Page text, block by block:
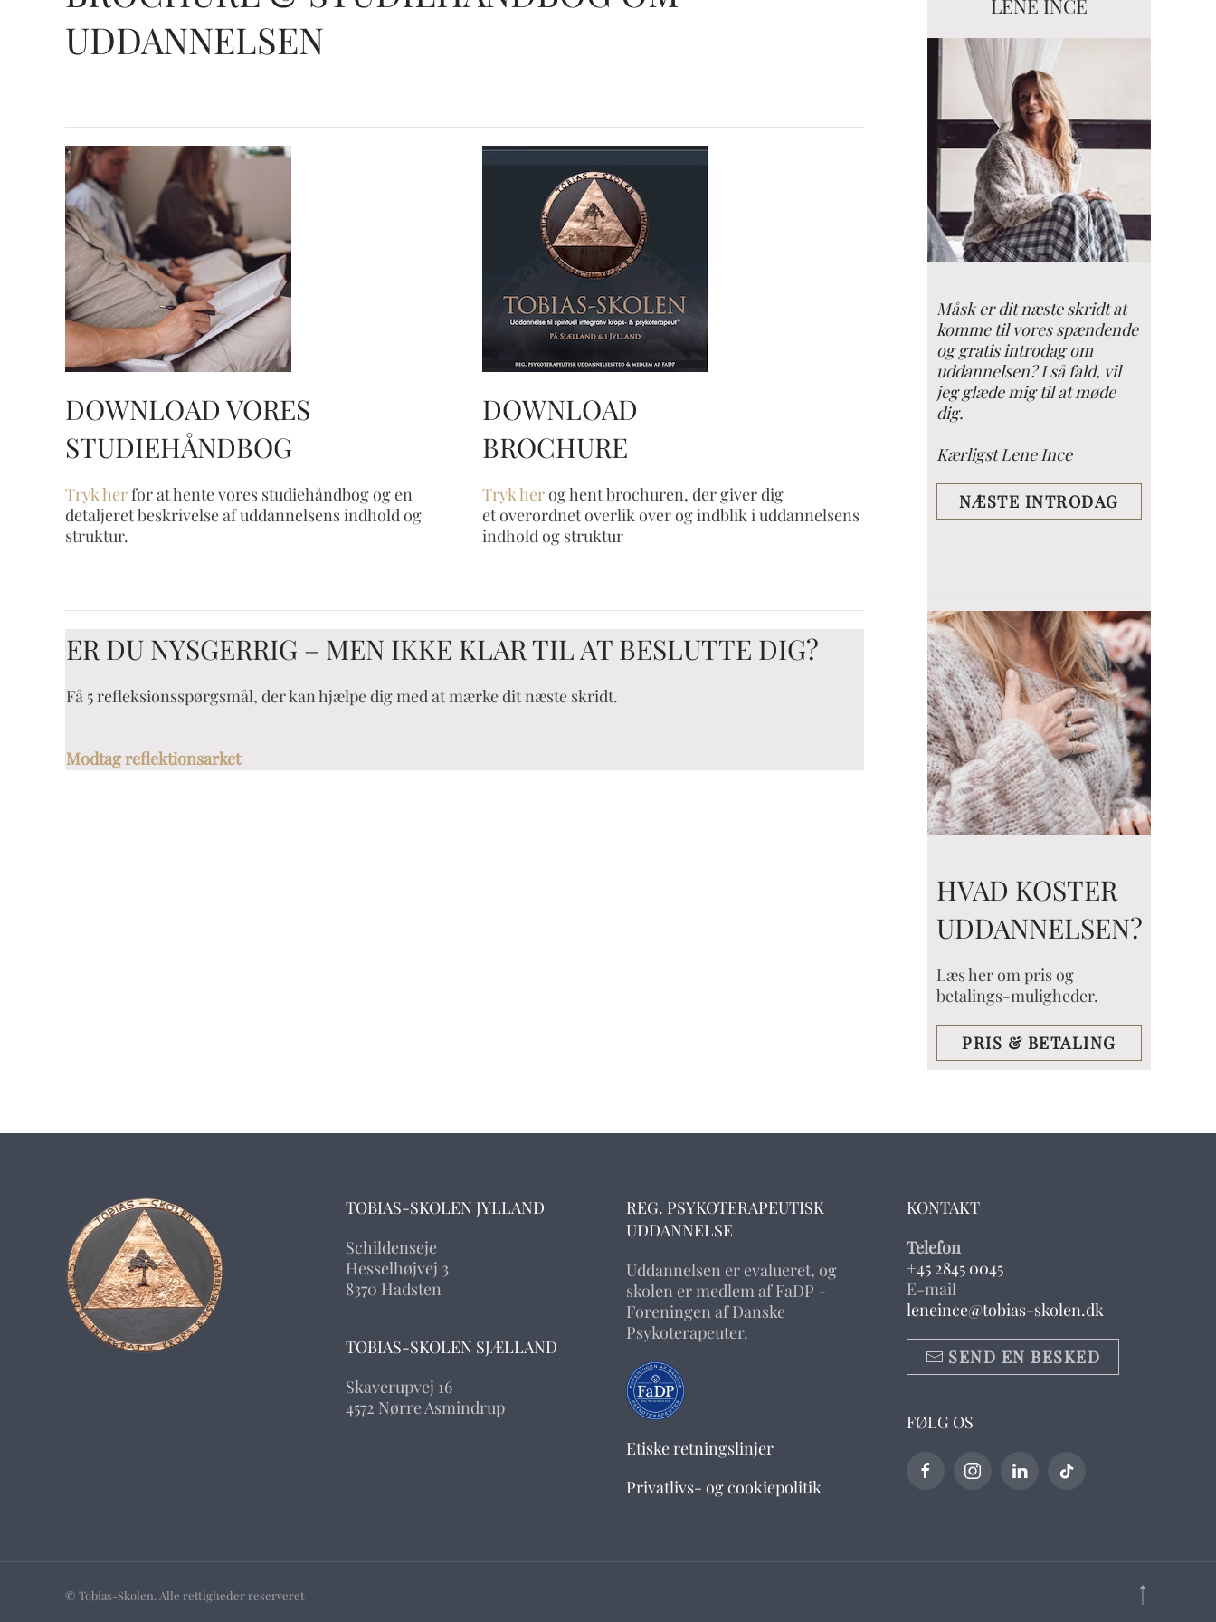
UDDANNELSEN
DOWNLOAD VORES
STUDIEHÅNDBOG
Tryk herfor at hente vores studiehåndbog og en
detaljeret beskrivelse af uddannelsens indhold og
struktur.
DOWNLOAD
BROCHURE
Tryk herog hent brochuren, der giver dig
et overordnet overlik over og indblik i uddannelsens
indhold og struktur
ER DU NYSGERRIG – MEN IKKE KLAR TIL AT BESLUTTE DIG?
Få 5 refleksionsspørgsmål, der kan hjælpe dig med at mærke dit næste skridt.
Modtag reflektionsarket
LENE INCE
Måsk er dit næste skridt at
komme til vores spændende
og gratis introdag om
uddannelsen? I så fald, vil
jeg glæde mig til at møde
dig.
Kærligst Lene Ince
NÆSTE INTRODAG
HVAD KOSTER
UDDANNELSEN?
Læs her om pris og
betalings-muligheder.
PRIS & BETALING
TOBIAS-SKOLEN JYLLAND
Schildenseje
Hesselhøjvej 3
8370 Hadsten
TOBIAS-SKOLEN SJÆLLAND
Skaverupvej 16
4572 Nørre Asmindrup
REG. PSYKOTERAPEUTISK
UDDANNELSE
Uddannelsen er evalueret, og
skolen er medlem af FaDP -
Foreningen af Danske
Psykoterapeuter.
Etiske retningslinjer
Privatlivs- og cookiepolitik
KONTAKT
Telefon
+45 2845 0045
E-mail
leneince@tobias-skolen.dk
SEND EN BESKED
FØLG OS
© Tobias-Skolen. Alle rettigheder reserveret